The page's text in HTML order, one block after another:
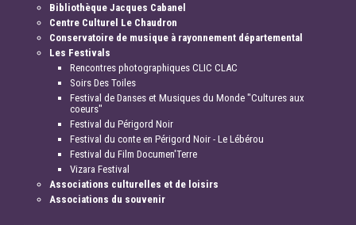
Bibliothèque Jacques Cabanel
Centre Culturel Le Chaudron
Conservatoire de musique à rayonnement départemental
Les Festivals
Rencontres photographiques CLIC CLAC
Soirs Des Toiles
Festival de Danses et Musiques du Monde "Cultures aux
coeurs"
Festival du Périgord Noir
Festival du conte en Périgord Noir - Le Lébérou
Festival du Film Documen'Terre
Vizara Festival
Associations culturelles et de loisirs
Associations du souvenir